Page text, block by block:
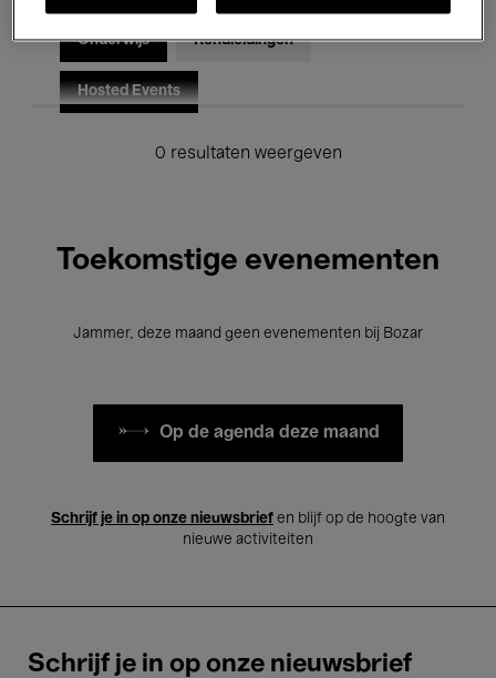
Onderwijs Rondleidingen
Hosted Events
0 resultaten weergeven
Toekomstige evenementen
Jammer, deze maand geen evenementen bij Bozar
Op de agenda deze maand
Schrijf je in op onze nieuwsbrief en blijf op de hoogte van
nieuwe activiteiten
Schrijf je in op onze nieuwsbrief